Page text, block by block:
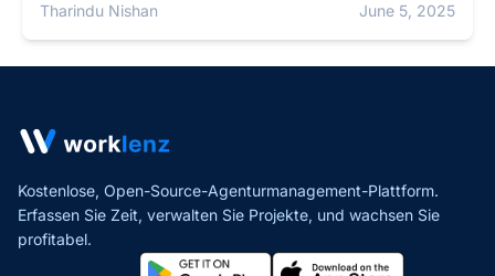
Tharindu Nishan June 5, 2025
Kostenlose, Open-Source-Agenturmanagement-Plattform.
Erfassen Sie Zeit, verwalten Sie Projekte, und wachsen Sie
profitabel.